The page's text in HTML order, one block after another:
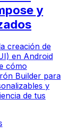
y
creación de
en Android
cómo
Builder para
y
de tus